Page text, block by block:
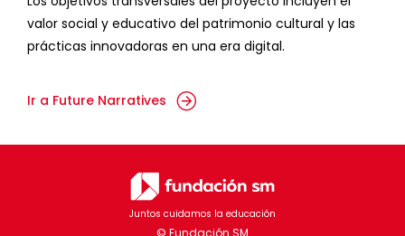
valor social y educativo del patrimonio cultural y las
prácticas innovadoras en una era digital.
Ir a Future Narratives
Juntos cuidamos la educación